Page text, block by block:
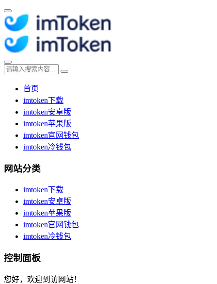
首页
imtoken下载
imtoken安卓版
imtoken苹果版
imtoken官网钱包
imtoken冷钱包
网站分类
imtoken下载
imtoken安卓版
imtoken苹果版
imtoken官网钱包
imtoken冷钱包
控制面板
您好，欢迎到访网站！